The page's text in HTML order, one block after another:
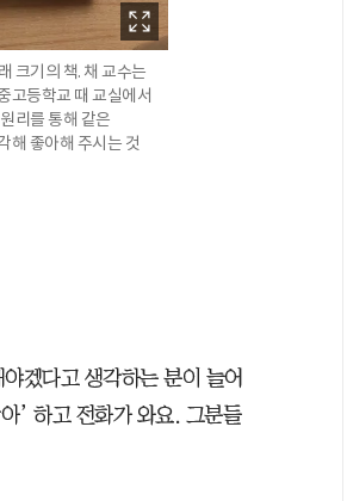
크기의 책. 채 교수는
고등학교 때 교실에서
리를 통해 같은
해 좋아해 주시는 것
겠다고 생각하는 분이 늘어
’ 하고 전화가 와요. 그분들